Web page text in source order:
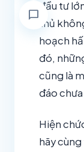
chat_bubble
đầu tư
thủ
hoạch
đó,
cũng là
đáo
Hiện
hãy